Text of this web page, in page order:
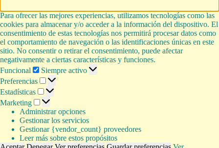
Para ofrecer las mejores experiencias, utilizamos tecnologías como las
cookies para almacenar y/o acceder a la información del dispositivo. El
consentimiento de estas tecnologías nos permitirá procesar datos como
el comportamiento de navegación o las identificaciones únicas en este
sitio. No consentir o retirar el consentimiento, puede afectar
negativamente a ciertas características y funciones.
Funcional
Funcional
Siempre activo
Preferencias
Preferencias
Estadísticas Estadísticas
Marketing Marketing
Administrar opciones
Gestionar los servicios
Gestionar {vendor_count} proveedores
Leer más sobre estos propósitos